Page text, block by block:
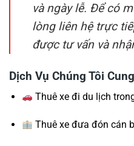
và ngày lễ. Để có
lòng liên hệ trực
được tư vấn và
Dịch Vụ Chúng Tôi
Thuê xe đi du lịch
Thuê xe đưa đón cán